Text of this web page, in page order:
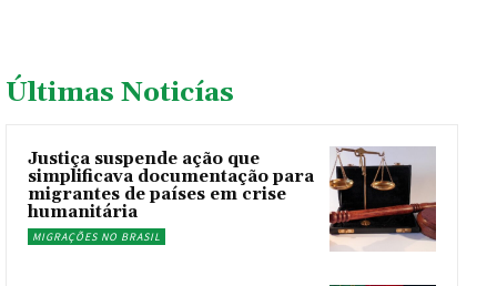
Últimas Noticías
Justiça suspende ação que
simplificava documentação para
migrantes de países em crise
humanitária
MIGRAÇÕES NO BRASIL